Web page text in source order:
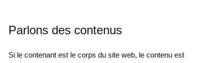
Parlons des contenus
Si le contenant est le corps du site web, le contenu est